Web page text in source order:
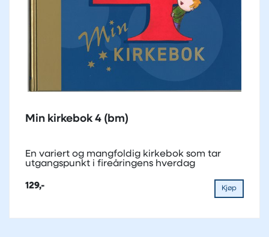
Min kirkebok 4 (bm)
En variert og mangfoldig kirkebok som tar
utgangspunkt i fireåringens hverdag
129,- Kjøp